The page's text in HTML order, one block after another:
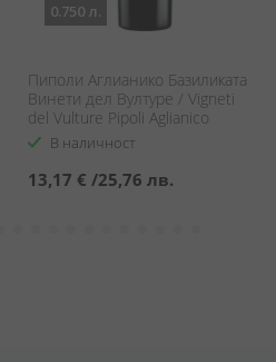
0.750 л.
Пиполи Аглианико Базиликата
Винети дел Вултуре / Vigneti
del Vulture Pipoli Aglianico
В наличност
13,17 € /25,76 лв.